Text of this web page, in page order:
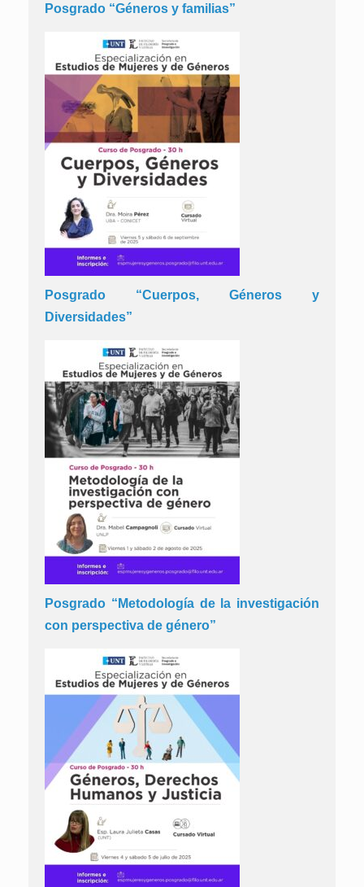
Posgrado “Géneros y familias”
Posgrado “Cuerpos, Géneros y
Diversidades”
Posgrado “Metodología de la investigación
con perspectiva de género”